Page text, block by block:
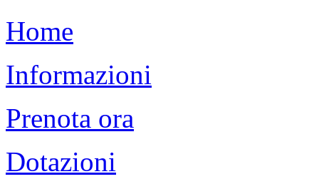
Home
Informazioni
Prenota ora
Dotazioni